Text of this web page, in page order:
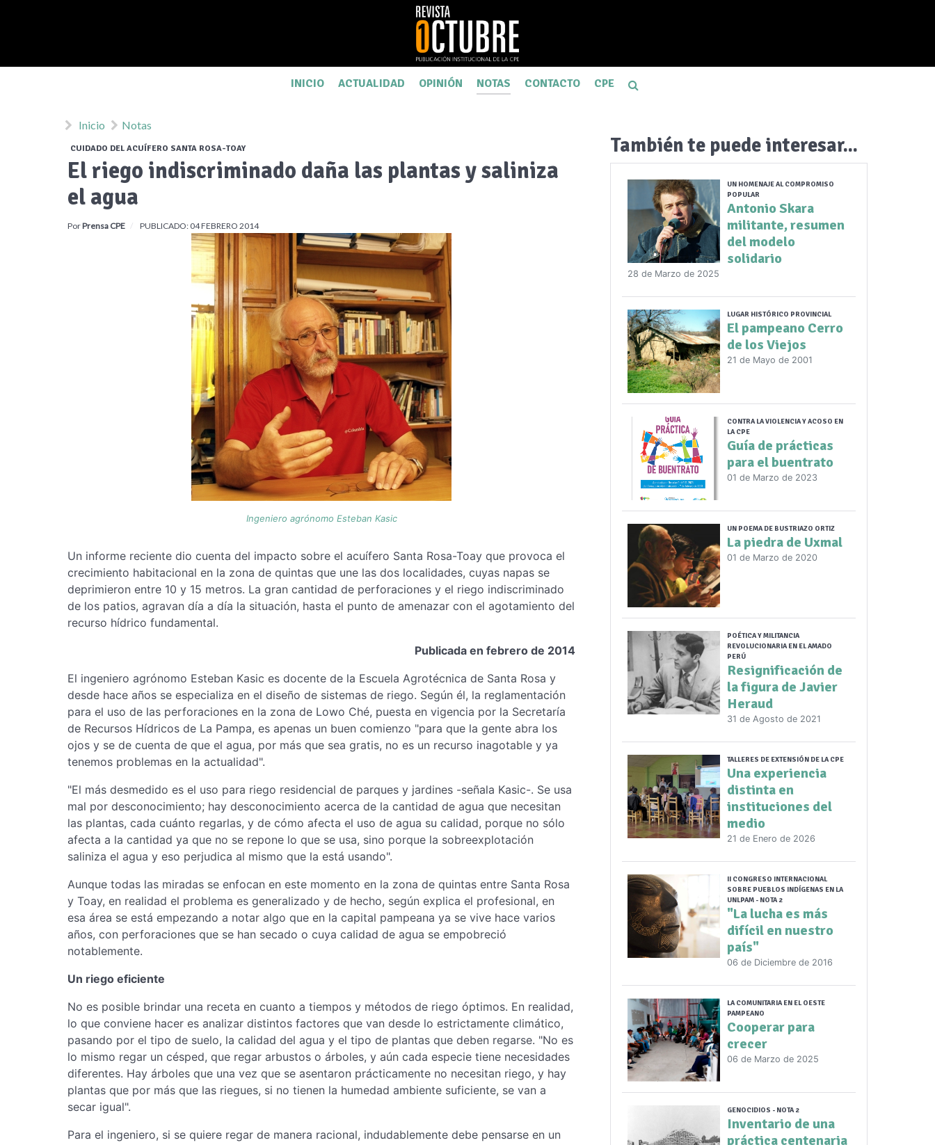
INICIO ACTUALIDAD OPINIÓN NOTAS CONTACTO CPE
Inicio Notas
CUIDADO DEL ACUÍFERO SANTA ROSA-TOAY
El riego indiscriminado daña las plantas y saliniza
el agua
PorPrensa CPE PUBLICADO: 04 FEBRERO 2014
Ingeniero agrónomo Esteban Kasic
Un informe reciente dio cuenta del impacto sobre el acuífero Santa Rosa-Toay que provoca el
crecimiento habitacional en la zona de quintas que une las dos localidades, cuyas napas se
deprimieron entre 10 y 15 metros. La gran cantidad de perforaciones y el riego indiscriminado
de los patios, agravan día a día la situación, hasta el punto de amenazar con el agotamiento del
recurso hídrico fundamental.
Publicada en febrero de 2014
El ingeniero agrónomo Esteban Kasic es docente de la Escuela Agrotécnica de Santa Rosa y
desde hace años se especializa en el diseño de sistemas de riego. Según él, la reglamentación
para el uso de las perforaciones en la zona de Lowo Ché, puesta en vigencia por la Secretaría
de Recursos Hídricos de La Pampa, es apenas un buen comienzo "para que la gente abra los
ojos y se de cuenta de que el agua, por más que sea gratis, no es un recurso inagotable y ya
tenemos problemas en la actualidad".
"El más desmedido es el uso para riego residencial de parques y jardines -señala Kasic-. Se usa
mal por desconocimiento; hay desconocimiento acerca de la cantidad de agua que necesitan
las plantas, cada cuánto regarlas, y de cómo afecta el uso de agua su calidad, porque no sólo
afecta a la cantidad ya que no se repone lo que se usa, sino porque la sobreexplotación
saliniza el agua y eso perjudica al mismo que la está usando".
Aunque todas las miradas se enfocan en este momento en la zona de quintas entre Santa Rosa
y Toay, en realidad el problema es generalizado y de hecho, según explica el profesional, en
esa área se está empezando a notar algo que en la capital pampeana ya se vive hace varios
años, con perforaciones que se han secado o cuya calidad de agua se empobreció
notablemente.
Un riego eficiente
No es posible brindar una receta en cuanto a tiempos y métodos de riego óptimos. En realidad,
lo que conviene hacer es analizar distintos factores que van desde lo estrictamente climático,
pasando por el tipo de suelo, la calidad del agua y el tipo de plantas que deben regarse. "No es
lo mismo regar un césped, que regar arbustos o árboles, y aún cada especie tiene necesidades
diferentes. Hay árboles que una vez que se asentaron prácticamente no necesitan riego, y hay
plantas que por más que las riegues, si no tienen la humedad ambiente suficiente, se van a
secar igual".
Para el ingeniero, si se quiere regar de manera racional, indudablemente debe pensarse en un
También te puede interesar...
UN HOMENAJE AL COMPROMISO
POPULAR
Antonio Skara
militante, resumen
del modelo
solidario
28 de Marzo de 2025
LUGAR HISTÓRICO PROVINCIAL
El pampeano Cerro
de los Viejos
21 de Mayo de 2001
CONTRA LA VIOLENCIA Y ACOSO EN
LA CPE
Guía de prácticas
para el buentrato
01 de Marzo de 2023
UN POEMA DE BUSTRIAZO ORTIZ
La piedra de Uxmal
01 de Marzo de 2020
POÉTICA Y MILITANCIA
REVOLUCIONARIA EN EL AMADO
PERÚ
Resignificación de
la figura de Javier
Heraud
31 de Agosto de 2021
TALLERES DE EXTENSIÓN DE LA CPE
Una experiencia
distinta en
instituciones del
medio
21 de Enero de 2026
II CONGRESO INTERNACIONAL
SOBRE PUEBLOS INDÍGENAS EN LA
UNLPAM - NOTA 2
"La lucha es más
difícil en nuestro
país"
06 de Diciembre de 2016
LA COMUNITARIA EN EL OESTE
PAMPEANO
Cooperar para
crecer
06 de Marzo de 2025
GENOCIDIOS - NOTA 2
Inventario de una
práctica centenaria